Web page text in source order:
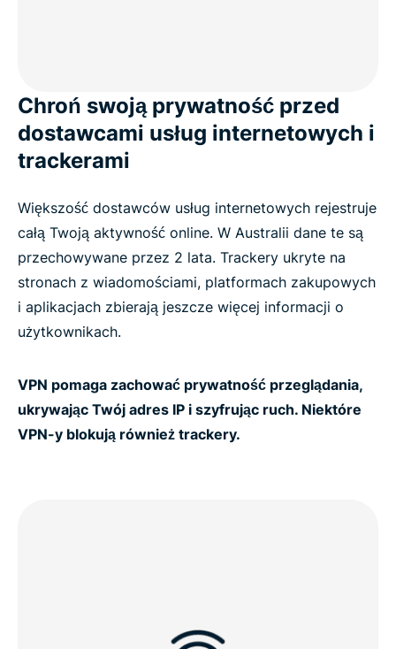
Często zadawane pytania: O usługach VPN dla
Australii
Prywatność w Internecie w Australii
Czy potrzebujesz usługi VPN w Australii?
Najpopularniejsze lokalizacje serwerów dla
Zdobądź najlepszy VPN dla Australii z
niezawodnymi adresami IP
Chroń swoją prywatność przed
dostawcami usług internetowych i
trackerami
Większość dostawców usług internetowych rejestruje
całą Twoją aktywność online. W Australii dane te są
przechowywane przez 2 lata. Trackery ukryte na
stronach z wiadomościami, platformach zakupowych
i aplikacjach zbierają jeszcze więcej informacji o
użytkownikach.
VPN pomaga zachować prywatność przeglądania,
ukrywając Twój adres IP i szyfrując ruch. Niektóre
VPN-y blokują również trackery.